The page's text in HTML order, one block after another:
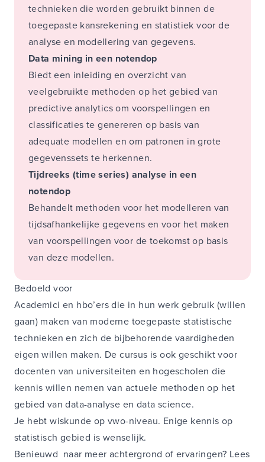
technieken die worden gebruikt binnen de
toegepaste kansrekening en statistiek voor de
analyse en modellering van gegevens.
Data mining in een notendop
Biedt een inleiding en overzicht van
veelgebruikte methoden op het gebied van
predictive analytics om voorspellingen en
classificaties te genereren op basis van
adequate modellen en om patronen in grote
gegevenssets te herkennen.
Tijdreeks (time series) analyse in een
notendop
Behandelt methoden voor het modelleren van
tijdsafhankelijke gegevens en voor het maken
van voorspellingen voor de toekomst op basis
van deze modellen.
Bedoeld voor
Academici en hbo’ers die in hun werk gebruik (willen
gaan) maken van moderne toegepaste statistische
technieken en zich de bijbehorende vaardigheden
eigen willen maken. De cursus is ook geschikt voor
docenten van universiteiten en hogescholen die
kennis willen nemen van actuele methoden op het
gebied van data-analyse en data science.
Je hebt wiskunde op vwo-niveau. Enige kennis op
statistisch gebied is wenselijk.
Benieuwd naar meer achtergrond of ervaringen? Lees